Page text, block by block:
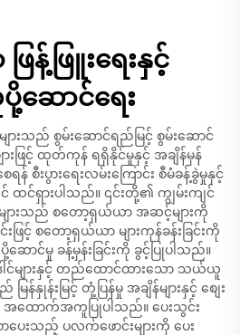
န့်ဖြူးရေးနှင့်
ောင်ရေး
းသည် စွမ်းဆောင်ရည်မြင့် စွမ်းဆောင်
းဖြင့် ထုတ်ကုန် ရရှိနိုင်မှုနှင့် အချိန်မှန်
န် စီးပွားရေးလမ်းကြောင်း စီမံခန့်ခွဲမှုနှင့်
ထင်ရှားပါသည်။ ၎င်းတို့၏ ကျွမ်းကျင်
ျားသည် စတော့ရှယ်ယာ အဆင့်များကို
ဖြင့် စတော့ရှယ်ယာ များကုန်ခန်းခြင်းကို
ောင်မှု ခန့်မှန်းခြင်းကို ခွင့်ပြုပါသည်။
ါင်များနှင့် တည်ထောင်ထားသော သယ်ယူ
န်နှုန်းမြင့် တုံ့ပြန်မှု အချိန်များနှင့် စျေး
အထောက်အကူပြုပါသည်။ ပေးသွင်း
ေးသည့် ပလက်ဖောင်းများကို ပေး